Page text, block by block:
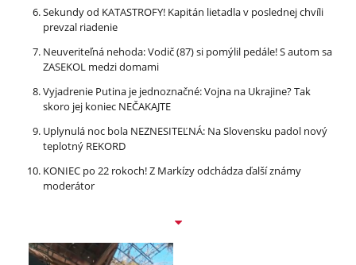
Sekundy od KATASTROFY! Kapitán lietadla v poslednej chvíli
prevzal riadenie
Neuveriteľná nehoda: Vodič (87) si pomýlil pedále! S autom sa
ZASEKOL medzi domami
Vyjadrenie Putina je jednoznačné: Vojna na Ukrajine? Tak
skoro jej koniec NEČAKAJTE
Uplynulá noc bola NEZNESITEĽNÁ: Na Slovensku padol nový
teplotný REKORD
KONIEC po 22 rokoch! Z Markízy odchádza ďalší známy
moderátor